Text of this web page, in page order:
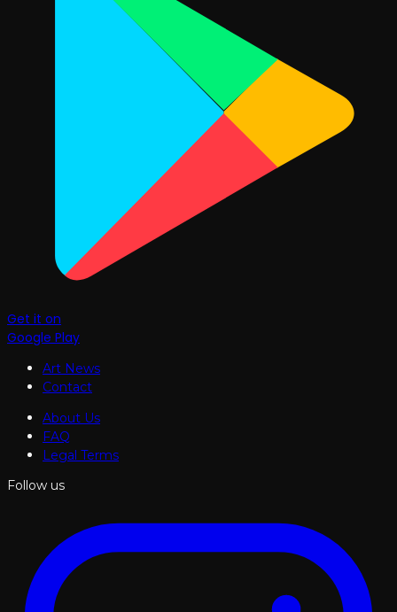
Get it on
Google Play
Art News
Contact
About Us
FAQ
Legal Terms
Follow us